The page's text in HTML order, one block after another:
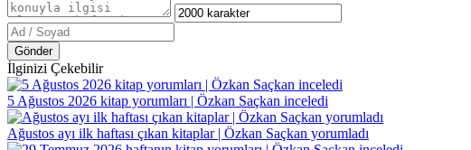
Gönder
İlginizi Çekebilir
5 Ağustos 2026 kitap yorumları | Özkan Saçkan inceledi
Ağustos ayı ilk haftası çıkan kitaplar | Özkan Saçkan yorumladı